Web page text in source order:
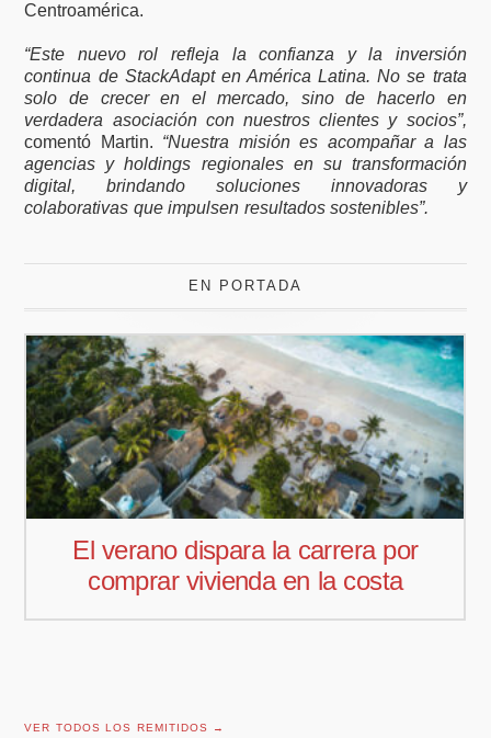
Centroamérica.
“Este nuevo rol refleja la confianza y la inversión
continua de StackAdapt en América Latina. No se trata
solo de crecer en el mercado, sino de hacerlo en
verdadera asociación con nuestros clientes y socios”,
comentó Martin. “Nuestra misión es acompañar a las
agencias y holdings regionales en su transformación
digital, brindando soluciones innovadoras y
colaborativas que impulsen resultados sostenibles”.
EN PORTADA
dispara la carrera por
vivienda en la costa
VER TODOS LOS REMITIDOS →